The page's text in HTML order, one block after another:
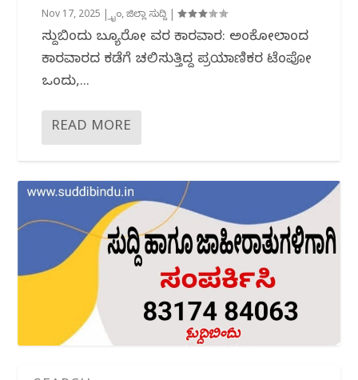
Nov 17, 2025 |ಕ್ರೈಂ,ಜಿಲ್ಲಾ ಸುದ್ದಿ |
ಸುದ್ದಿಬಿಂದು ಬ್ಯೂರೋ ವರದಿ ಕಾರವಾರ: ಅಂಕೋಲಾದಿಂದ
ಕಾರವಾರದ ಕಡೆಗೆ ಚಲಿಸುತ್ತಿದ್ದ ಪ್ರಯಾಣಿಕರ ಟೆಂಪೋ
ಒಂದು,...
READ MORE